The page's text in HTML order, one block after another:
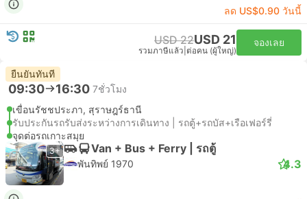
ลด US$0.90 วันนี้
USD 22USD 21
รวมภาษีแล้ว ต่อคน (ผู้ใหญ่)
จองเลย
ยืนยันทันที
09:30 16:30 7ชั่วโมง
เขื่อนรัชชประภา, สุราษฎร์ธานี
รับประกันรถรับส่งระหว่างการเดินทาง | รถตู้+รถบัส+เรือเฟอร์รี่
จุดต่อรถเกาะสมุย
3+ Van + Bus + Ferry | รถตู้
พันทิพย์ 1970 4.3